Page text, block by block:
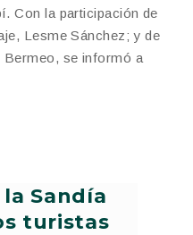
Con la participación de
Lesme Sánchez; y de
Bermeo, se informó a
Sandía
turistas